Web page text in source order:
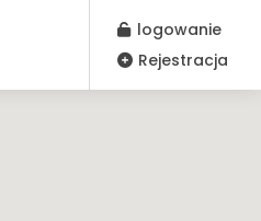
logowanie
Rejestracja